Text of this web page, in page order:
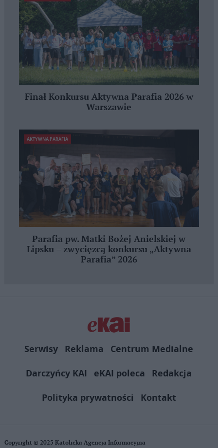
Finał Konkursu Aktywna Parafia 2026 w
Warszawie
AKTYWNA PARAFIA
Parafia pw. Matki Bożej Anielskiej w
Lipsku – zwycięzcą konkursu „Aktywna
Parafia” 2026
Serwisy Reklama
Centrum Medialne
Darczyńcy KAI
eKAI poleca
Redakcja
Polityka prywatności
Kontakt
Copyright © 2025 Katolicka Agencja Informacyjna